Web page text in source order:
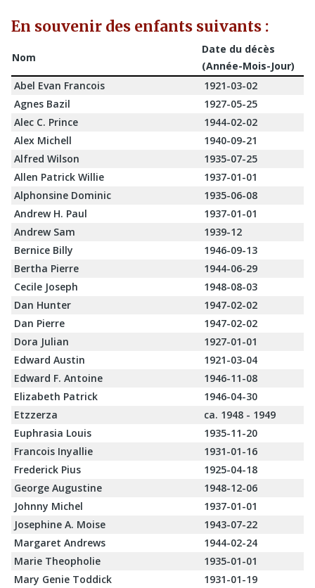
En souvenir des enfants suivants :
Nom
Date du décès
(Année-Mois-Jour)
Abel Evan Francois
1921-03-02
Agnes Bazil
1927-05-25
Alec C. Prince
1944-02-02
Alex Michell
1940-09-21
Alfred Wilson
1935-07-25
Allen Patrick Willie
1937-01-01
Alphonsine Dominic
1935-06-08
Andrew H. Paul
1937-01-01
Andrew Sam
1939-12
Bernice Billy
1946-09-13
Bertha Pierre
1944-06-29
Cecile Joseph
1948-08-03
Dan Hunter
1947-02-02
Dan Pierre
1947-02-02
Dora Julian
1927-01-01
Edward Austin
1921-03-04
Edward F. Antoine
1946-11-08
Elizabeth Patrick
1946-04-30
Etzzerza
ca. 1948 - 1949
Euphrasia Louis
1935-11-20
Francois Inyallie
1931-01-16
Frederick Pius
1925-04-18
George Augustine
1948-12-06
Johnny Michel
1937-01-01
Josephine A. Moise
1943-07-22
Margaret Andrews
1944-02-24
Marie Theopholie
1935-01-01
Mary Genie Toddick
1931-01-19